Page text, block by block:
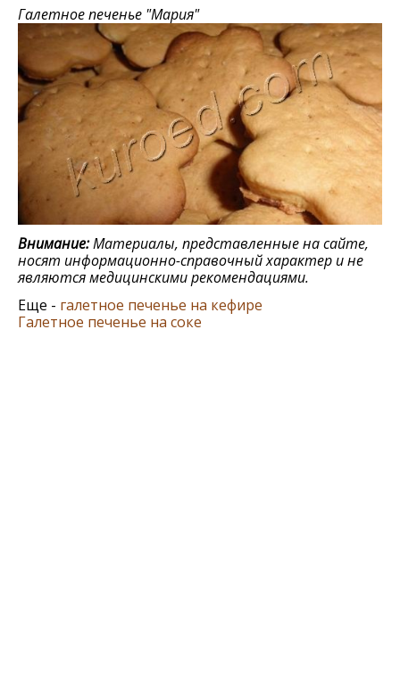
Галетное печенье "Мария"
Внимание:Материалы, представленные на сайте,
носят информационно-справочный характер и не
являются медицинскими рекомендациями.
Еще - галетное печенье на кефире
Галетное печенье на соке